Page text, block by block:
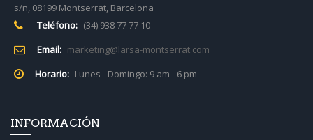
s/n, 08199 Montserrat, Barcelona
Teléfono: (34) 938 77 77 10
Email: marketing@larsa-montserrat.com
Horario: Lunes - Domingo: 9 am - 6 pm
INFORMACIÓN